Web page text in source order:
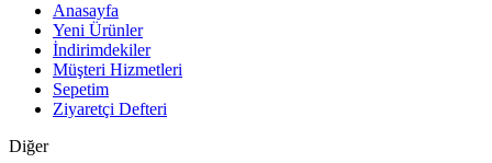
Anasayfa
Yeni Ürünler
İndirimdekiler
Müşteri Hizmetleri
Sepetim
Ziyaretçi Defteri
Diğer